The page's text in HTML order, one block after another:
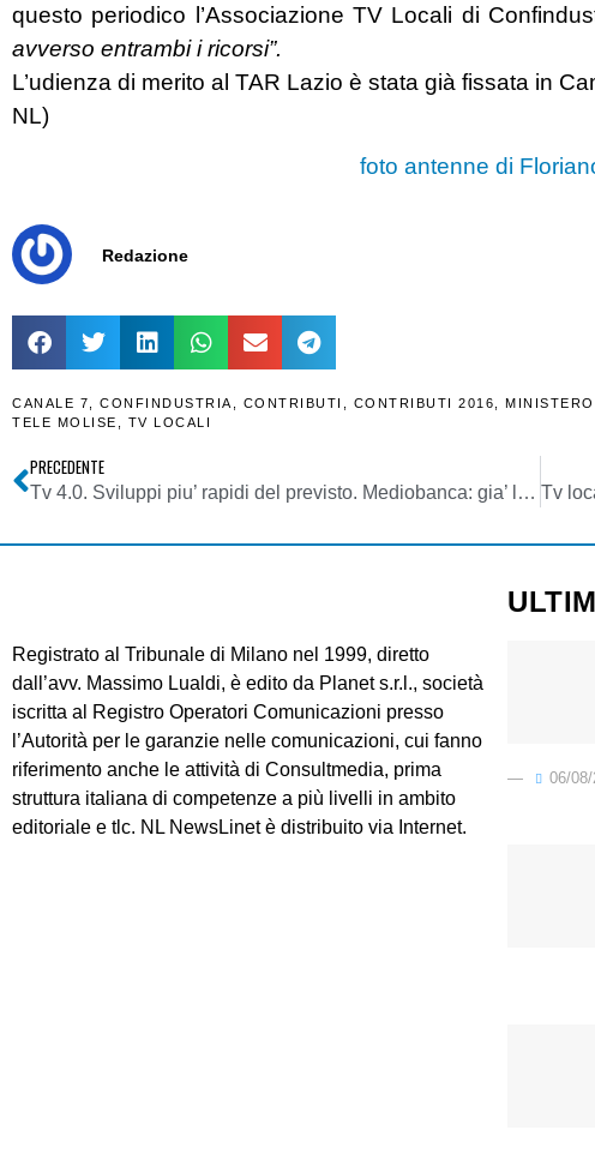
questo periodico l’Associazione TV Locali di
avverso entrambi i ricorsi”.
L’udienza di merito al TAR Lazio è stata già fissata in
NL)
foto antenne di
Redazione
CANALE 7, CONFINDUSTRIA, CONTRIBUTI , CONTRIBUTI 2016,
TELE MOLISE , TV LOCALI
PRECEDENTE
Tv 4.0. Sviluppi piu’ rapidi del previsto. Mediobanca: gia’ l’anno prossimo IP Tv diverra’ la piattaforma principale per i programmi pay, superando il DTT
Registrato al Tribunale di Milano nel 1999, diretto
dall’avv. Massimo Lualdi, è edito da Planet s.r.l., società
iscritta al Registro Operatori Comunicazioni presso
l’Autorità per le garanzie nelle comunicazioni, cui fanno
riferimento anche le attività di Consultmedia, prima
struttura italiana di competenze a più livelli in ambito
editoriale e tlc. NL NewsLinet è distribuito via Internet.
06/